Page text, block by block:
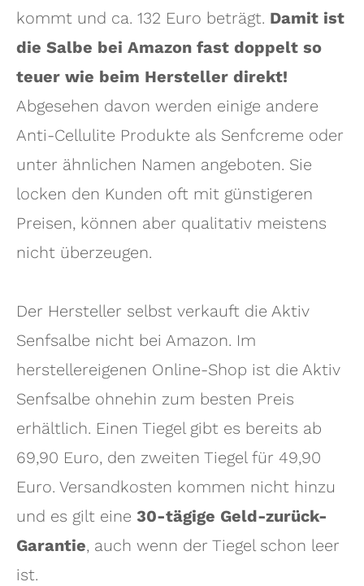
kommt und ca. 132 Euro beträgt. Damit ist
die Salbe bei Amazon fast doppelt so
teuer wie beim Hersteller direkt!
Abgesehen davon werden einige andere
Anti-Cellulite Produkte als Senfcreme oder
unter ähnlichen Namen angeboten. Sie
locken den Kunden oft mit günstigeren
Preisen, können aber qualitativ meistens
nicht überzeugen.
Der Hersteller selbst verkauft die Aktiv
Senfsalbe nicht bei Amazon. Im
herstellereigenen Online-Shop ist die Aktiv
Senfsalbe ohnehin zum besten Preis
erhältlich. Einen Tiegel gibt es bereits ab
69,90 Euro, den zweiten Tiegel für 49,90
Euro. Versandkosten kommen nicht hinzu
und es gilt eine30-tägige Geld-zurück-
Garantie, auch wenn der Tiegel schon leer
ist.